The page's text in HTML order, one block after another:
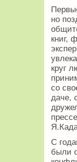
но
книг,
круг
со
даче,
С
были